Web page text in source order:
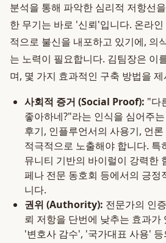
분석을 통해 파악한 심리적 저항선
한 무기는 바로 '신뢰'입니다. 온라
적으로 불신을 내포하고 있기에, 의
는 노력이 필요합니다. 김팀장은 이
며, 몇 가지 효과적인 구축 방법을
사회적 증거 (Social Proof): "다
좋아하네?"라는 인식을 심어주
후기, 인플루언서의 사용기, 언
적극적으로 노출해야 합니다. 특
뮤니티 기반의 바이럴이 강력한
페나 전문 동호회 등에서의 긍정
니다.
권위 (Authority): 전문가의 인
뢰 저항을 단번에 낮추는 효과가
'변호사 감수', '국가대표 사용'